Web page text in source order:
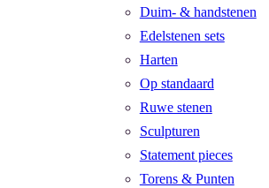
Duim- & handstenen
Edelstenen sets
Harten
Op standaard
Ruwe stenen
Sculpturen
Statement pieces
Torens & Punten